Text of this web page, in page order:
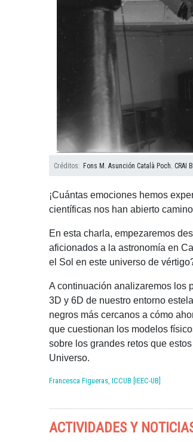
Créditos Fons M. Asunción Català Poch.
¡Cuántas emociones hemos
científicas nos han abierto
En esta charla, empezaremos
aficionados a la astronomía en
el Sol en este universo de
A continuación analizaremos los
3D y 6D de nuestro entorno
negros más cercanos a cómo
que cuestionan los modelos
sobre los grandes retos que
Universo.
Francesca Figueras, ICCUB [IEEC-UB]
ACTIVIDADES Y